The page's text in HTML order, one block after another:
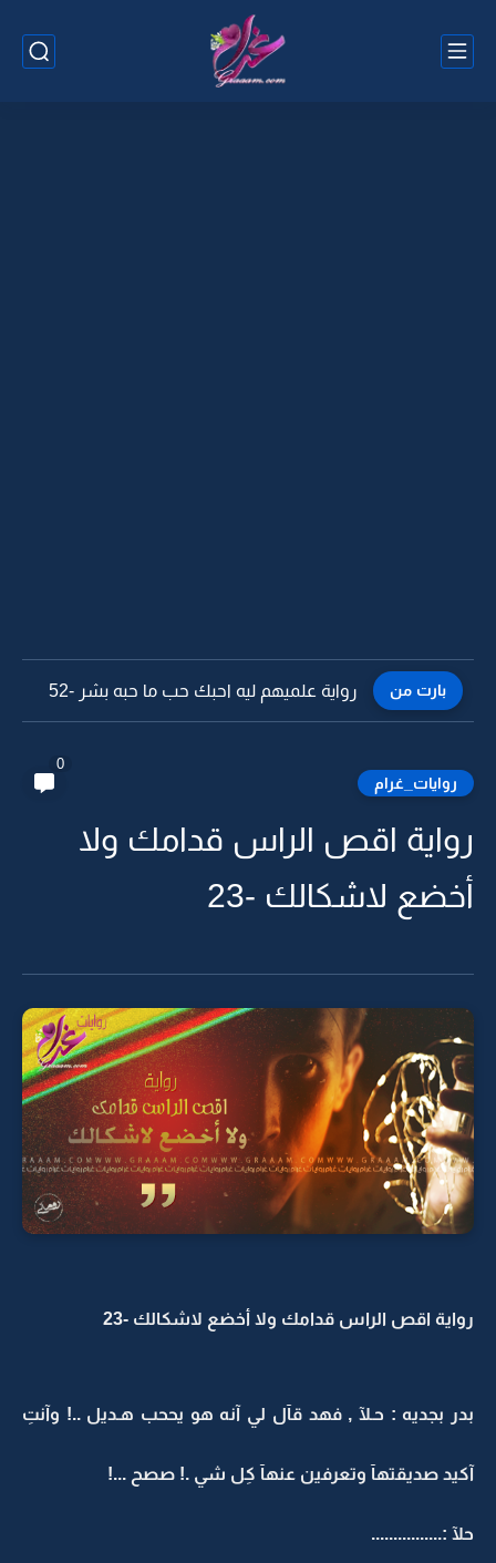
بارت من رواية علميهم ليه احبك حب ما حبه بشر -51
روايات_غرام
0
رواية اقص الراس قدامك ولا
أخضع لاشكالك -23
رواية اقص الراس قدامك ولا أخضع لاشكالك -23
بدر بجديه : حـلآ , فهد قآل لي آنه هو يححب هـديل ..! وآنتِ
آكيد صديقتهآ وتعرفين عنهآ كِل شي .! صصح ...!
حلآ :................